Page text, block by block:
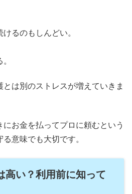
けるのもしんどい。
は別のストレスが増えていきま
お金を払ってプロに頼むという
意味でも大切です。
高い？利用前に知って